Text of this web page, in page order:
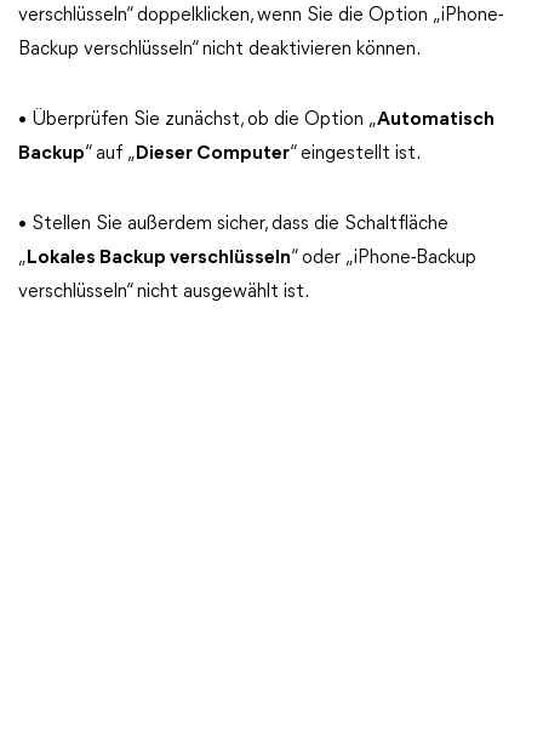
verschlüsseln“ doppelklicken, wenn Sie die Option „iPhone-
Backup verschlüsseln“ nicht deaktivieren können.
• Überprüfen Sie zunächst, ob die Option „Automatisch
Backup“ auf „ Dieser Computer“ eingestellt ist.
• Stellen Sie außerdem sicher, dass die Schaltfläche
„ Lokales Backup verschlüsseln“ oder „iPhone-Backup
verschlüsseln“ nicht ausgewählt ist.